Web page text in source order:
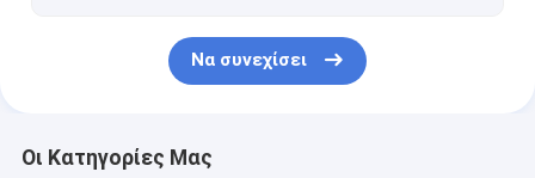
Να συνεχίσει
Οι Κατηγορίες Μας